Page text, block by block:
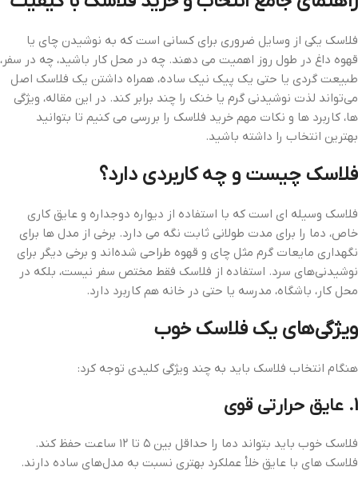
فلاسک یکی از وسایل ضروری برای کسانی است که به نوشیدن چای یا
قهوه داغ در طول روز اهمیت می‌ دهند. چه در محل کار باشید، چه در سفر،
طبیعت‌ گردی یا حتی یک پیک‌ نیک ساده، همراه داشتن یک فلاسک اصل
می‌تواند لذت نوشیدنی گرم یا خنک را چند برابر کند. در این مقاله، ویژگی‌
ها، کاربرد ها و نکات مهم خرید فلاسک را بررسی می‌ کنیم تا بتوانید
بهترین انتخاب را داشته باشید.
فلاسک چیست و چه کاربردی دارد؟
فلاسک وسیله‌ ای است که با استفاده از دیواره دوجداره و عایق‌ کاری
خاص، دما را برای مدت طولانی ثابت نگه می‌ دارد. برخی از مدل‌ ها برای
نگهداری مایعات گرم مثل چای و قهوه طراحی شده‌اند و برخی دیگر برای
نوشیدنی‌های سرد. استفاده از فلاسک فقط مختص سفر نیست، بلکه در
محل کار، باشگاه، مدرسه یا حتی در خانه هم کاربرد دارد.
ویژگی‌های یک فلاسک خوب
هنگام انتخاب فلاسک باید به چند ویژگی کلیدی توجه کرد:
1. عایق حرارتی قوی
فلاسک خوب باید بتواند دما را حداقل بین ۵ تا ۱۲ ساعت حفظ کند.
فلاسک‌ های با عایق خلأ عملکرد بهتری نسبت به مدل‌های ساده دارند.